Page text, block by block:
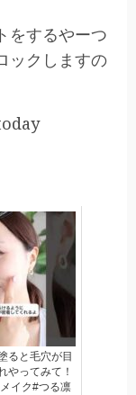
をするやーつ
ックしますの
ると毛穴が目
やってみて！
イク#つる凛